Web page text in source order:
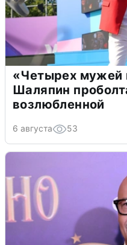
«Четырех мужей
Шаляпин
возлюбленной
6 августа 53